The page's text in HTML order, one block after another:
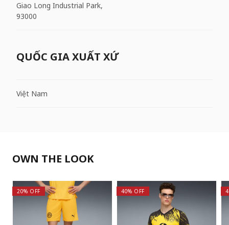
Giao Long Industrial Park,
93000
QUỐC GIA XUẤT XỨ
Việt Nam
OWN THE LOOK
20% OFF 40% OFF